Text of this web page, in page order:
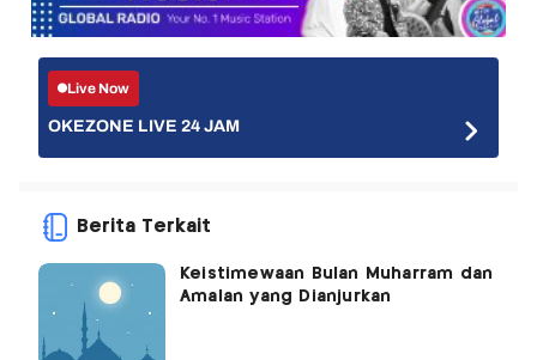
Live Now
OKEZONE LIVE 24 JAM
Berita Terkait
Keistimewaan Bulan Muharram dan
Amalan yang Dianjurkan